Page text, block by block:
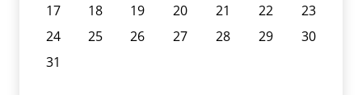
17
18 19 20 21 22
23
24
25 26 27 28 29
30
31